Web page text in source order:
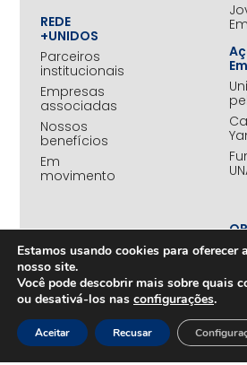
REDE
+UNIDOS
Parceiros
institucionais
Empresas
associadas
Nossos
benefícios
Em
movimento
PROJETOS
Desenvolvimento
Sustentável
na
Amazônia
Rede
Amazônia
Estamos usando cookies para oferecer
nosso site.
Você pode descobrir mais sobre quais
ou desativá-los nas configurações.
Aceitar Recusar